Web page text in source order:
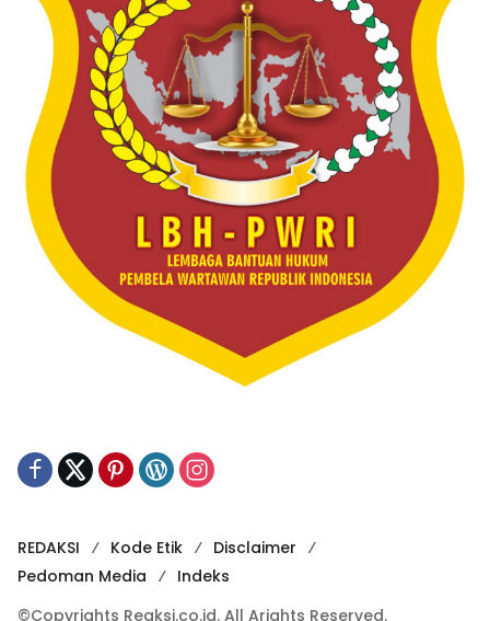
REDAKSI Kode Etik
Disclaimer
Pedoman Media
Indeks
©Copyrights Reaksi.co.id. All Arights Reserved.